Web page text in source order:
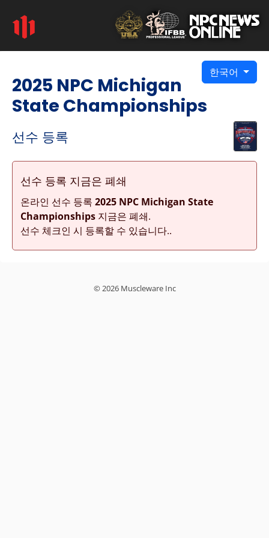
한국어
2025 NPC Michigan
State Championships
선수 등록
선수 등록 지금은 폐쇄
온라인 선수 등록 2025 NPC Michigan State
Championships지금은 폐쇄.
선수 체크인 시 등록할 수 있습니다..
© 2026 Muscleware Inc